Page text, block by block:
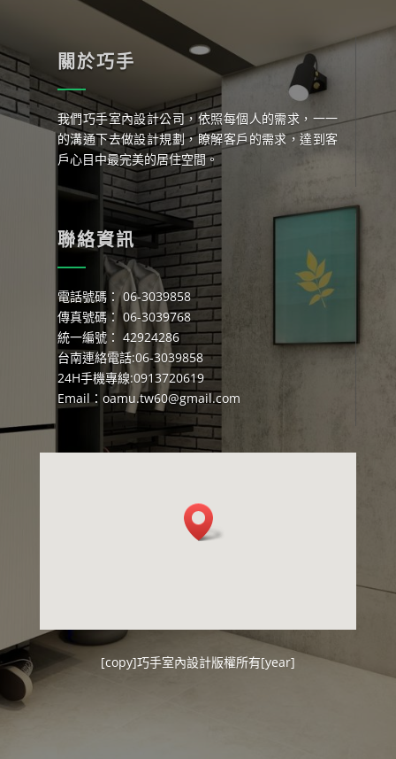
關於巧手
我們巧手室內設計公司，依照每個人的需求，一一
的溝通下去做設計規劃，瞭解客戶的需求，達到客
戶心目中最完美的居住空間。
聯絡資訊
電話號碼： 06-3039858
傳真號碼： 06-3039768
統一編號： 42924286
台南連絡電話:06-3039858
24H手機專線:0913720619
Email： oamu.tw60@gmail.com
[copy]巧手室內設計版權所有[year]